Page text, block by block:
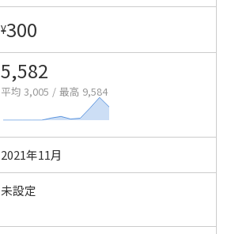
¥300
5,582
平均 3,005 / 最高 9,584
2021年11月
未設定